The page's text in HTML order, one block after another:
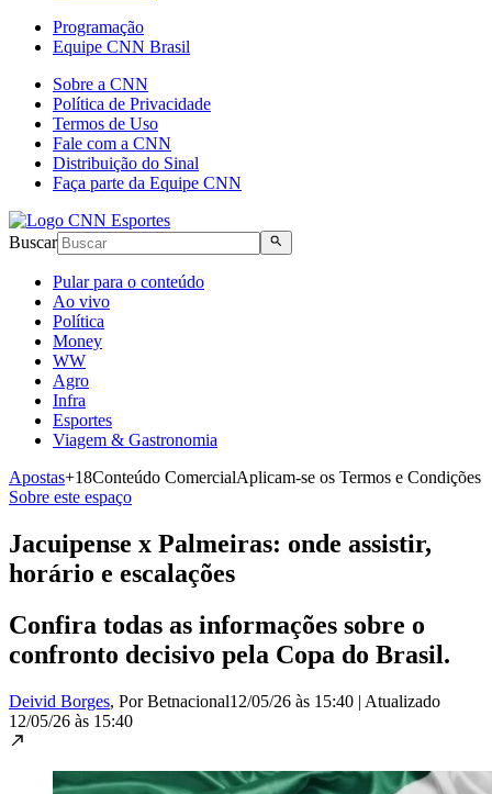
Programação
Equipe CNN Brasil
Sobre a CNN
Política de Privacidade
Termos de Uso
Fale com a CNN
Distribuição do Sinal
Faça parte da Equipe CNN
Buscar
Pular para o conteúdo
Ao vivo
Política
Money
WW
Agro
Infra
Esportes
Viagem & Gastronomia
Apostas+18Conteúdo ComercialAplicam-se os Termos e Condições
Sobre este espaço
Jacuipense x Palmeiras: onde assistir,
horário e escalações
Confira todas as informações sobre o
confronto decisivo pela Copa do Brasil.
Deivid Borges, Por Betnacional12/05/26 às 15:40 | Atualizado
12/05/26 às 15:40